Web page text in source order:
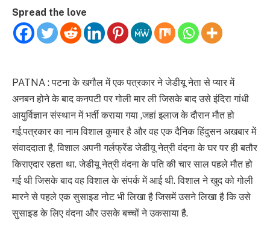
Spread the love
PATNA : पटना के खगौल में एक पत्रकार ने जेडीयू नेता से प्यार में
अनबन होने के बाद कनपटी पर गोली मार ली जिसके बाद उसे इंदिरा गांधी
आयुर्विज्ञान संस्थान में भर्ती कराया गया ,जहां इलाज के दौरान मौत हो
गई.पत्रकार का नाम विशाल कुमार है और वह एक दैनिक हिंदुसन अखबार में
संवाददाता है, विशाल अपनी गर्लफ्रेंड जेडीयू नेत्री वंदना के घर पर ही बतौर
किराएदार रहता था. जेडीयू नेत्री वंदना के पति की चार साल पहले मौत हो
गई थी जिसके बाद वह विशाल के संपर्क में आई थी. विशाल ने खुद को गोली
मारने से पहले एक सुसाइड नोट भी लिखा है जिसमें उसने लिखा है कि उसे
सुसाइड के लिए वंदना और उसके बच्चों ने उकसाया है.